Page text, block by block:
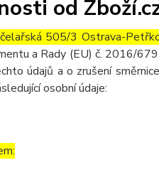
od
505/3 Ostrava-
a Rady (EU) č. 2016/
údajů a o zrušení
osobní údaje: